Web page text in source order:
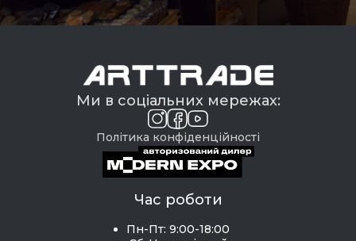
Ми в соціальних мережах:
Політика конфіденційності
Час роботи
Пн-Пт: 9:00-18:00